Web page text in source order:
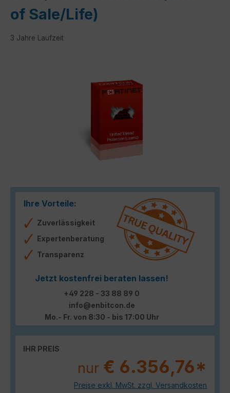
of Sale/Life)
3 Jahre Laufzeit
Ihre Vorteile:
Zuverlässigkeit
Expertenberatung
Transparenz
Jetzt kostenfrei beraten lassen!
+49 228 - 33 88 89 0
info@enbitcon.de
Mo.- Fr. von 8:30 - bis 17:00 Uhr
IHR PREIS
nur € 6.356,76*
Preise exkl. MwSt. zzgl. Versandkosten